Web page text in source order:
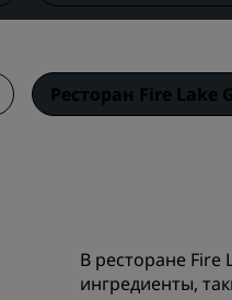
Ресторан Fire Lake
В ресторане Fire
ингредиенты,